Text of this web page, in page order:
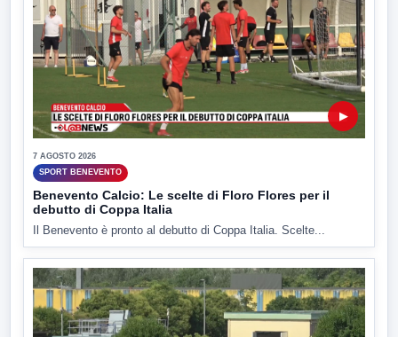
▶
7 AGOSTO 2026
SPORT BENEVENTO
Benevento Calcio: Le scelte di Floro Flores per il
debutto di Coppa Italia
Il Benevento è pronto al debutto di Coppa Italia. Scelte...